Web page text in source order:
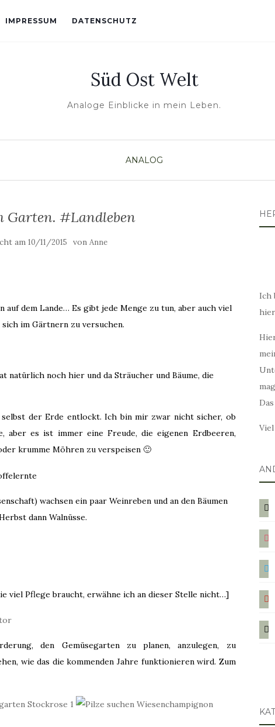
IMPRESSUM DATENSCHUTZ
Süd Ost Welt
Analoge Einblicke in mein Leben.
ANALOG
Garten. #Landleben
am 10/11/2015 von Anne
auf dem Lande… Es gibt jede Menge zu tun, aber auch viel
im Gärtnern zu versuchen.
noch hier und da Sträucher und Bäume, die
der Erde entlockt. Ich bin mir zwar nicht sicher, ob
aber es ist immer eine Freude, die eigenen Erdbeeren,
krumme Möhren zu verspeisen 🙂
wachsen ein paar Weinreben und an den Bäumen
dann Walnüsse.
viel Pflege braucht, erwähne ich an dieser Stelle nicht…]
den Gemüsegarten zu planen, anzulegen, zu
wie das die kommenden Jahre funktionieren wird. Zum
Ich
mail